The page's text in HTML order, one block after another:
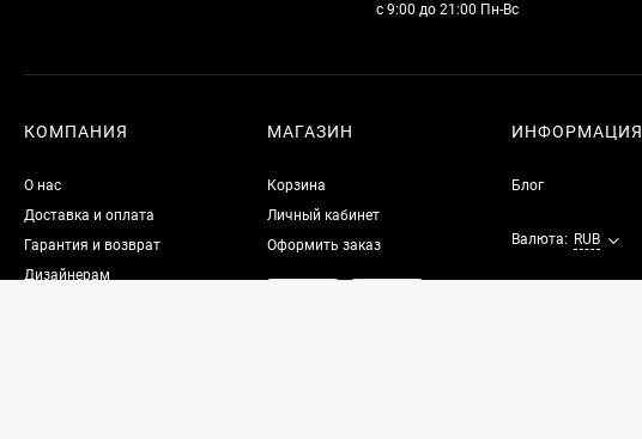
с 9:00 до 21:00 Пн-Вс
КОМПАНИЯ
О нас
Доставка и оплата
Гарантия и возврат
Дизайнерам
МАГАЗИН
Корзина
Личный кабинет
Оформить заказ
ИНФОРМАЦИЯ
Блог
Валюта: RUB